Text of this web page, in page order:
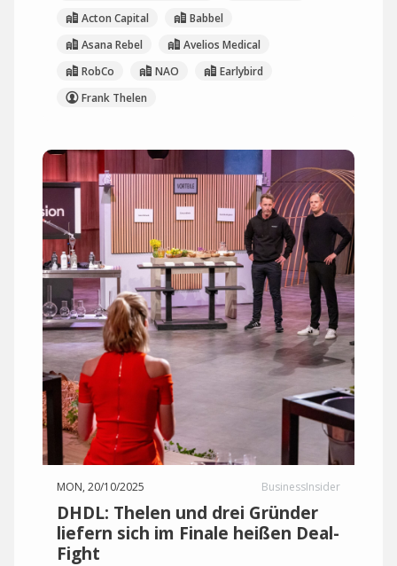
Acton Capital
Babbel
Asana Rebel
Avelios Medical
RobCo
NAO
Earlybird
Frank Thelen
MON, 20/10/2025 BusinessInsider
DHDL: Thelen und drei Gründer
liefern sich im Finale heißen Deal-
Fight